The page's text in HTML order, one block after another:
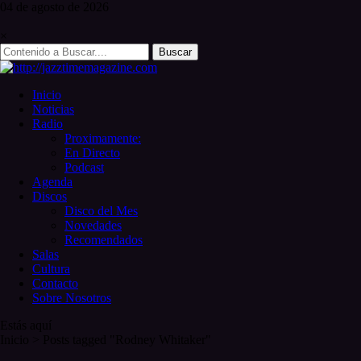
Search
for:
Inicio
Noticias
Radio
Proximamente:
En Directo
Podcast
Agenda
Discos
Disco del Mes
Novedades
Recomendados
Salas
Cultura
Contacto
Sobre Nosotros